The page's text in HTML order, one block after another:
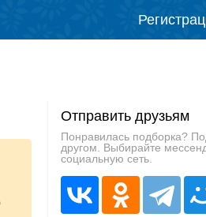
Отправить друзьям
Понравилась подборка?
другом. Выбирайте
социальную сеть.